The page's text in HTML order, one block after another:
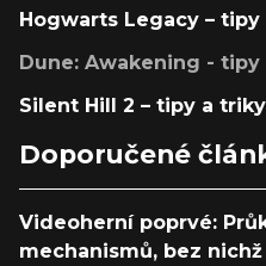
Hogwarts Legacy –
Dune: Awakening -
Silent Hill 2 – tipy a triky
Doporučené
Videoherní poprvé:
mechanismů, bez